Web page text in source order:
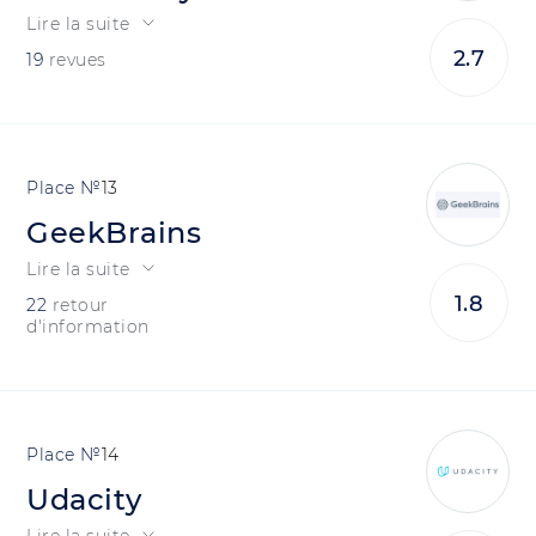
Lire la suite
19 revues 2.7
13
GeekBrains
Lire la suite
22 retour
d'information
1.8
14
Udacity